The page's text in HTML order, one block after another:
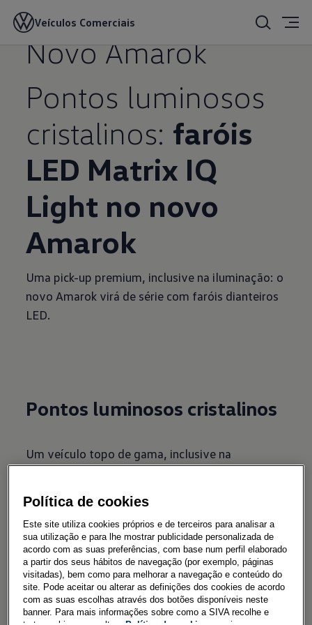
Veículos Comerciais
24/06/2022
Novo Amarok
Pontos luminosos
cristalinos: faróis
LED Matrix IQ
Light no novo
Amarok
Uma pick-up premium, inclusive na iluminação: o
novo Amarok virá de série com faróis dianteiros
LED.
Pontos luminosos cristalinos
Um veículo topo de gama, inclusive na
modelos superiores da pick-up, vai estar
disponível o 'IQ.Light'. Os faróis LED matrix
mostram também um gráfico de luz de alto
impacto. Enquanto não transformarem a noite
em dia, a condução à noite é feita de forma mais
relaxada. Automaticamente surge um feixe de
Política de cookies
Este site utiliza cookies próprios e de terceiros para analisar a
sua utilização e para lhe mostrar publicidade personalizada de
acordo com as suas preferências, com base num perfil elaborado
a partir dos seus hábitos de navegação (por exemplo, páginas
visitadas), bem como para melhorar a navegação e conteúdo do
site. Pode aceitar ou alterar as definições dos cookies de acordo
com as suas escolhas através dos botões disponíveis neste
banner. Para mais informações sobre como a SIVA recolhe e